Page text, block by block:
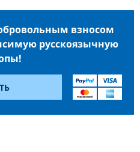
взносом
русскоязычную